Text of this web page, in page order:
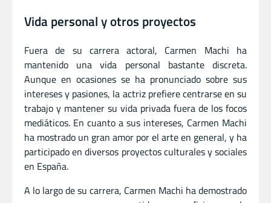
Vida personal y otros proyectos
Fuera de su carrera actoral, Carmen Machi ha
mantenido una vida personal bastante discreta.
Aunque en ocasiones se ha pronunciado sobre sus
intereses y pasiones, la actriz prefiere centrarse en su
trabajo y mantener su vida privada fuera de los focos
mediáticos. En cuanto a sus intereses, Carmen Machi
ha mostrado un gran amor por el arte en general, y ha
participado en diversos proyectos culturales y sociales
en España.
A lo largo de su carrera, Carmen Machi ha demostrado